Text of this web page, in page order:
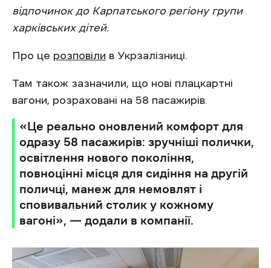
відпочинок до Карпатського регіону групи
харківських дітей.
Про це розповіли в Укрзалізниці.
Там також зазначили, що нові плацкартні
вагони, розраховані на 58 пасажирів.
«Це реально оновлений комфорт для
одразу 58 пасажирів: зручніші полички,
освітлення нового покоління,
повноцінні місця для сидіння на другій
поличці, манеж для немовлят і
сповивальний столик у кожному
вагоні», — додали в компанії.